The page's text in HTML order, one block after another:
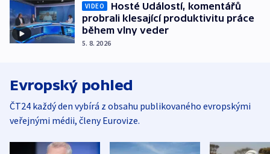
VIDEO
Hosté Událostí, komentářů
probrali klesající produktivitu práce
během vlny veder
5. 8. 2026
Evropský pohled
ČT24 každý den vybírá z obsahu publikovaného evropskými
veřejnými médii, členy Eurovize.